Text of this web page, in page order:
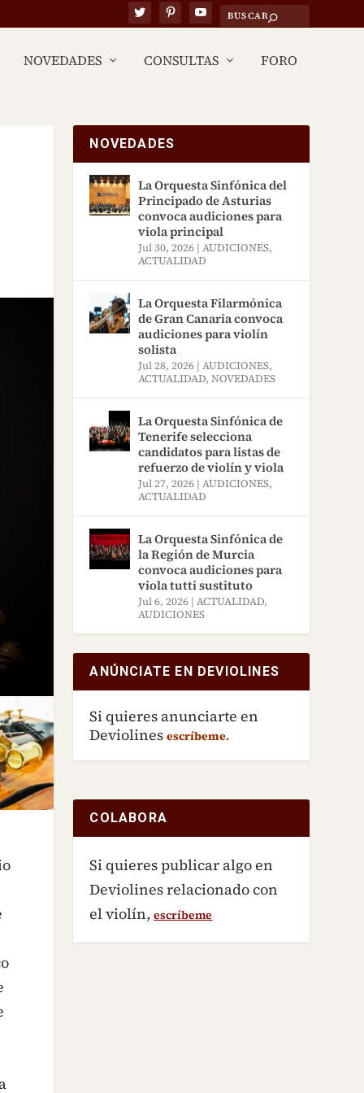
NOVEDADES CONSULTAS FORO
NOVEDADES
La Orquesta Sinfónica del
Principado de Asturias
convoca audiciones para
viola principal
Jul 30, 2026 |AUDICIONES,
ACTUALIDAD
La Orquesta Filarmónica
de Gran Canaria convoca
audiciones para violín
solista
Jul 28, 2026 |AUDICIONES,
ACTUALIDAD,NOVEDADES
La Orquesta Sinfónica de
Tenerife selecciona
candidatos para listas de
refuerzo de violín y viola
Jul 27, 2026 |AUDICIONES,
ACTUALIDAD
La Orquesta Sinfónica de
la Región de Murcia
convoca audiciones para
viola tutti sustituto
Jul 6, 2026 |ACTUALIDAD,
AUDICIONES
ANÚNCIATE EN DEVIOLINES
Si quieres anunciarte en
Deviolinesescríbeme.
COLABORA
Si quieres publicar algo en
Deviolines relacionado con
el violín,escríbeme